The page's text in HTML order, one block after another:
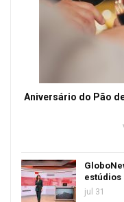
Aniversário do Pão
estúdios
jul 31